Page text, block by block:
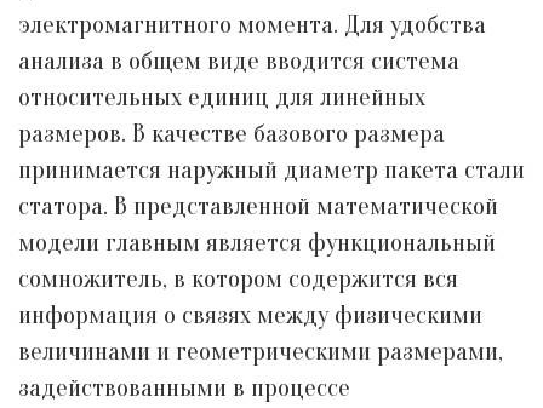
электромагнитного момента. Для удобства
анализа в общем виде вводится система
относительных единиц для линейных
размеров. В качестве базового размера
принимается наружный диаметр пакета стали
статора. В представленной математической
модели главным является функциональный
сомножитель, в котором содержится вся
информация о связях между физическими
величинами и геометрическими размерами,
задействованными в процессе